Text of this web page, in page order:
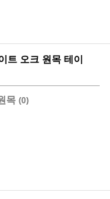
트 오크 원목 테이
목 (0)